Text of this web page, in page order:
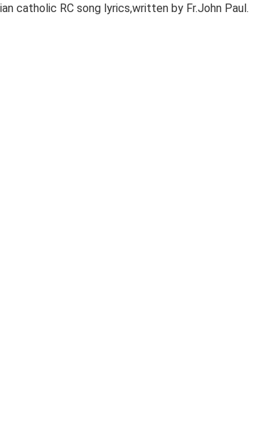
catholic RC song lyrics,written by Fr.John Paul.